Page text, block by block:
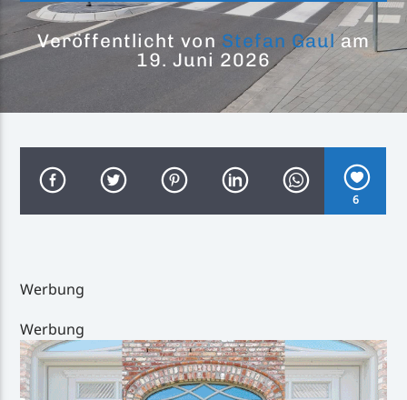
Aktueller Titel
Jetzt beim Inselradio Föhr werben
Unterstütze uns
Inselradio Föhr
Veröffentlicht von Stefan Gaulam
19. Juni 2026
6
Werbung
Werbung